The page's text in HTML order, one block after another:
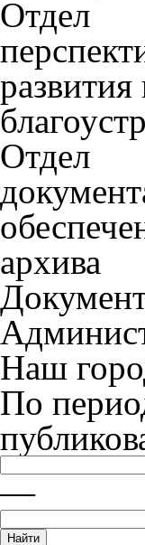
Отдел
развития
Отдел
архива
Наш
По
—